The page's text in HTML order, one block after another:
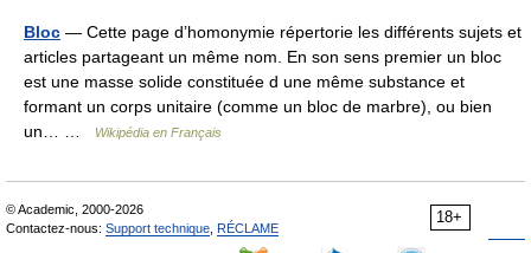
Bloc — Cette page d’homonymie répertorie les différents sujets et
articles partageant un même nom. En son sens premier un bloc
est une masse solide constituée d une même substance et
formant un corps unitaire (comme un bloc de marbre), ou bien
un… …
Wikipédia en Français
18+
© Academic, 2000-2026
Contactez-nous: Support technique RÉCLAME